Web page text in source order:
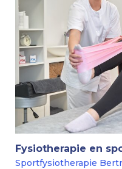
Fysiotherapie en
Sportfysiotherapie